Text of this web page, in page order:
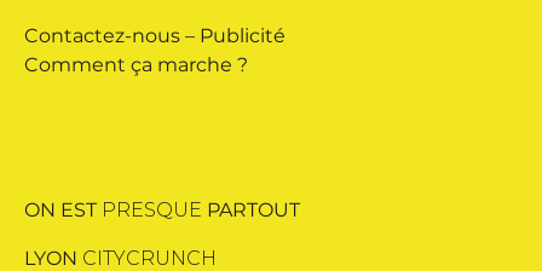
Contactez-nous – Publicité
Comment ça marche ?
ON EST PRESQUE PARTOUT
LYON CITYCRUNCH